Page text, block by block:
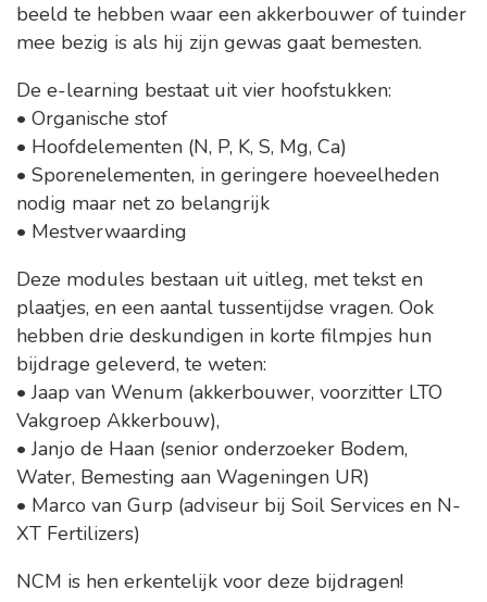
beeld te hebben waar een akkerbouwer of tuinder
mee bezig is als hij zijn gewas gaat bemesten.
De e-learning bestaat uit vier hoofstukken:
• Organische stof
• Hoofdelementen (N, P, K, S, Mg, Ca)
• Sporenelementen, in geringere hoeveelheden
nodig maar net zo belangrijk
• Mestverwaarding
Deze modules bestaan uit uitleg, met tekst en
plaatjes, en een aantal tussentijdse vragen. Ook
hebben drie deskundigen in korte filmpjes hun
bijdrage geleverd, te weten:
• Jaap van Wenum (akkerbouwer, voorzitter LTO
Vakgroep Akkerbouw),
• Janjo de Haan (senior onderzoeker Bodem,
Water, Bemesting aan Wageningen UR)
• Marco van Gurp (adviseur bij Soil Services en N-
XT Fertilizers)
NCM is hen erkentelijk voor deze bijdragen!